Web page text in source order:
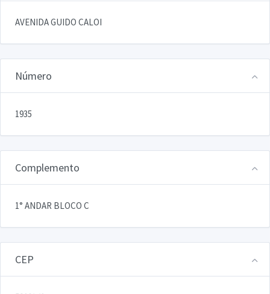
AVENIDA GUIDO CALOI
Número
1935
Complemento
1° ANDAR BLOCO C
CEP